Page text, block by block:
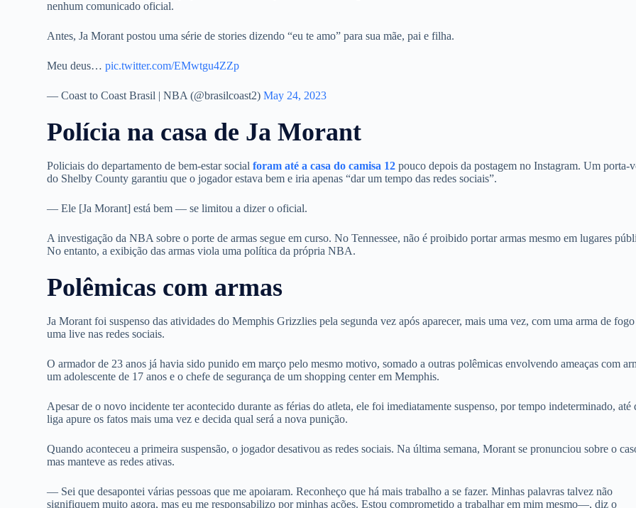
nenhum comunicado oficial.
Antes, Ja Morant postou uma série de stories dizendo “eu te amo” para sua mãe, pai e filha.
Meu deus…pic.twitter.com/EMwtgu4ZZp
— Coast to Coast Brasil | NBA (@brasilcoast2)May 24, 2023
Polícia na casa de Ja Morant
Policiais do departamento de bem-estar socialforam até a casa do camisa 12 pouco depois da postagem no Instagram. Um porta-
do Shelby County garantiu que o jogador estava bem e iria apenas “dar um tempo das redes sociais”.
— Ele [Ja Morant] está bem — se limitou a dizer o oficial.
A investigação da NBA sobre o porte de armas segue em curso. No Tennessee, não é proibido portar armas mesmo em lugares
No entanto, a exibição das armas viola uma política da própria NBA.
Polêmicas com armas
Ja Morant foi suspenso das atividades do Memphis Grizzlies pela segunda vez após aparecer, mais uma vez, com uma arma de
uma live nas redes sociais.
O armador de 23 anos já havia sido punido em março pelo mesmo motivo, somado a outras polêmicas envolvendo ameaças com
um adolescente de 17 anos e o chefe de segurança de um shopping center em Memphis.
Apesar de o novo incidente ter acontecido durante as férias do atleta, ele foi imediatamente suspenso, por tempo indeterminado, até
liga apure os fatos mais uma vez e decida qual será a nova punição.
Quando aconteceu a primeira suspensão, o jogador desativou as redes sociais. Na última semana, Morant se pronunciou sobre o
mas manteve as redes ativas.
— Sei que desapontei várias pessoas que me apoiaram. Reconheço que há mais trabalho a se fazer. Minhas palavras talvez não
signifiquem muito agora, mas eu me responsabilizo por minhas ações. Estou comprometido a trabalhar em mim mesmo—, diz o